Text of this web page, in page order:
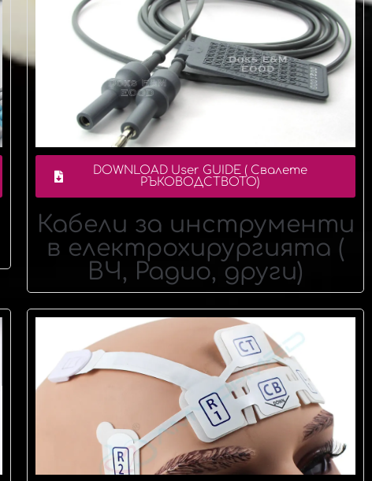
DOWNLOAD User GUIDE ( Свалете
РЪКОВОДСТВОТО)
Кабели за инструменти
в електрохирургията (
ВЧ, Радио, други)